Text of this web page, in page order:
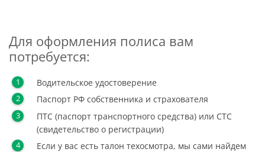
Для оформления полиса вам
потребуется:
Водительское удостоверение
Паспорт РФ собственника и страхователя
ПТС (паспорт транспортного средства) или СТС
(свидетельство о регистрации)
Если у вас есть талон техосмотра, мы сами найдем